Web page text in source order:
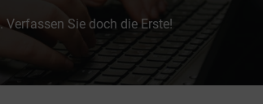
Verfassen Sie doch die Erste!